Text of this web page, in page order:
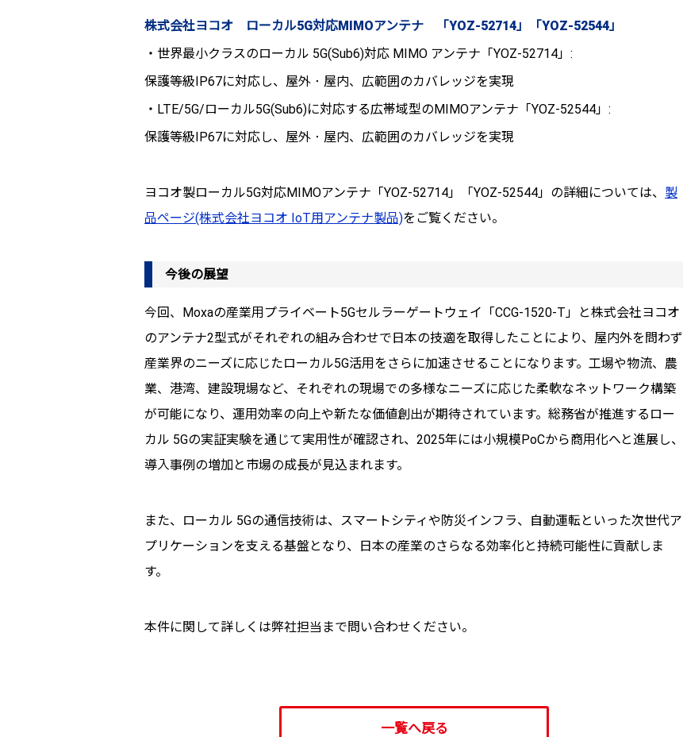
株式会社ヨコオ ローカル5G対応MIMOアンテナ 「YOZ-52714」「YOZ-52544」
・世界最小クラスのローカル 5G(Sub6)対応 MIMO アンテナ「YOZ-52714」:
保護等級IP67に対応し、屋外・屋内、広範囲のカバレッジを実現
・LTE/5G/ローカル5G(Sub6)に対応する広帯域型のMIMOアンテナ「YOZ-52544」:
保護等級IP67に対応し、屋外・屋内、広範囲のカバレッジを実現
ヨコオ製ローカル5G対応MIMOアンテナ「YOZ-52714」「YOZ-52544」の詳細については、 製
品ページ(株式会社ヨコオ IoT用アンテナ製品)をご覧ください。
今後の展望
今回、Moxaの産業用プライベート5Gセルラーゲートウェイ「CCG-1520-T」と株式会社ヨコオ
のアンテナ2型式がそれぞれの組み合わせで日本の技適を取得したことにより、屋内外を問わず
産業界のニーズに応じたローカル5G活用をさらに加速させることになります。工場や物流、農
業、港湾、建設現場など、それぞれの現場での多様なニーズに応じた柔軟なネットワーク構築
が可能になり、運用効率の向上や新たな価値創出が期待されています。総務省が推進するロー
カル 5Gの実証実験を通じて実用性が確認され、2025年には小規模PoCから商用化へと進展し、
導入事例の増加と市場の成長が見込まれます。
また、ローカル 5Gの通信技術は、スマートシティや防災インフラ、自動運転といった次世代ア
プリケーションを支える基盤となり、日本の産業のさらなる効率化と持続可能性に貢献しま
す。
本件に関して詳しくは弊社担当まで問い合わせください。
一覧へ戻る